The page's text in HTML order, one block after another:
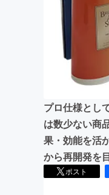
プロ仕様とし
は数少ない商
果・効能を活
から再開発を
ポスト